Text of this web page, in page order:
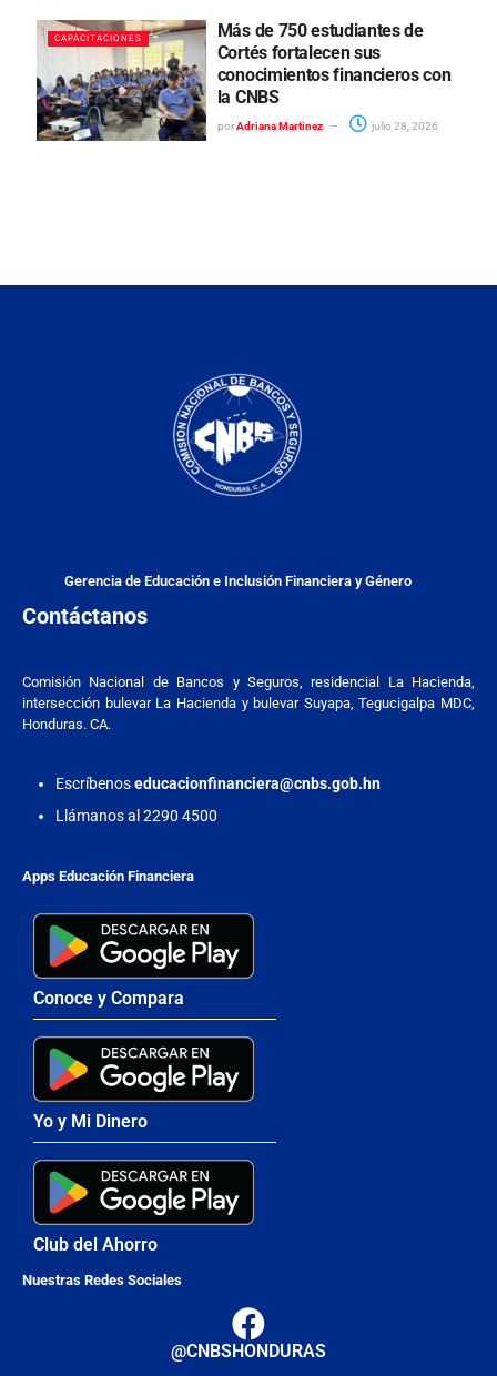
CAPACITACIONES
Más de 750 estudiantes de
Cortés fortalecen sus
conocimientos financieros con
la CNBS
por Adriana Martinez julio 28, 2026
Gerencia de Educación e Inclusión Financiera y Género
Contáctanos
Comisión Nacional de Bancos y Seguros, residencial La Hacienda,
intersección bulevar La Hacienda y bulevar Suyapa, Tegucigalpa MDC,
Honduras. CA.
Escríbenoseducacionfinanciera@cnbs.gob.hn
Llámanos al 2290 4500
Apps Educación Financiera
Conoce y Compara
Yo y Mi Dinero
Club del Ahorro
Nuestras Redes Sociales
@CNBSHONDURAS